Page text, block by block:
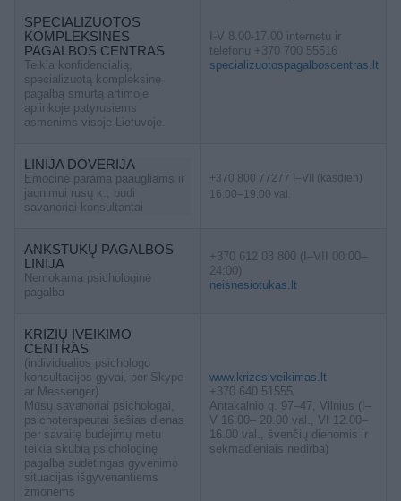
SPECIALIZUOTOS
KOMPLEKSINĖS
PAGALBOS CENTRAS
Teikia konfidencialią,
specializuotą kompleksinę
pagalbą smurtą artimoje
aplinkoje patyrusiems
asmenims visoje Lietuvoje.
I-V 8.00-17.00 internetu ir
telefonu +370 700 55516
specializuotospagalboscentras.lt
LINIJA DOVERIJA
Emocinė parama paaugliams ir
jaunimui rusų k., budi
savanoriai konsultantai
+370 800 77277 I–VII (kasdien)
16.00–19.00 val.
ANKSTUKŲ PAGALBOS
LINIJA
Nemokama psichologinė
pagalba
+370 612 03 800 (I–VII 00:00–
24:00)
neisnesiotukas.lt
KRIZIŲ ĮVEIKIMO
CENTRAS
(individualios psichologo
konsultacijos gyvai, per Skype
ar Messenger)
Mūsų savanoriai psichologai,
psichoterapeutai šešias dienas
per savaitę budėjimų metu
teikia skubią psichologinę
pagalbą sudėtingas gyvenimo
situacijas išgyvenantiems
žmonėms
www.krizesiveikimas.lt
+370 640 51555
Antakalnio g. 97–47, Vilnius (I–
V 16.00– 20.00 val., VI 12.00–
16.00 val., švenčių dienomis ir
sekmadieniais nedirba)